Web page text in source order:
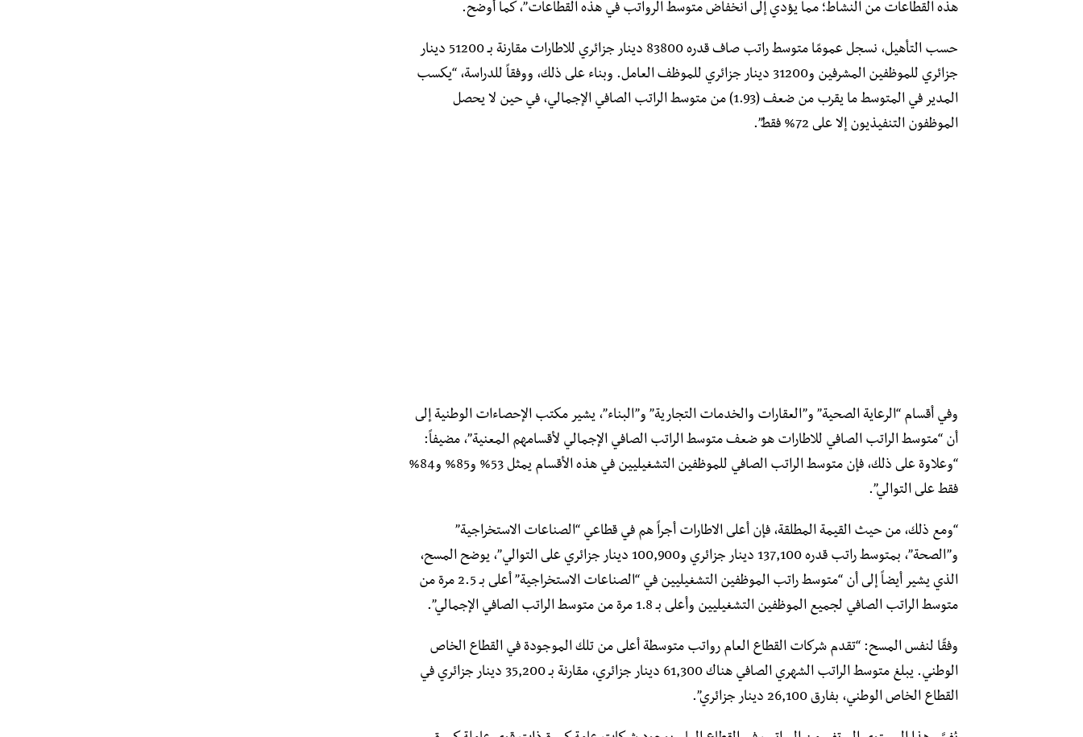
هذه القطاعات من النشاط؛ مما يؤدي إلى انخفاض متوسط ​​الرواتب في هذه القطاعات”، كما أوضح.
حسب التأهيل، نسجل عمومًا متوسط ​​راتب صاف قدره 83800 دينار جزائري للاطارات مقارنة بـ 51200 دينار
جزائري للموظفين المشرفين و31200 دينار جزائري للموظف العامل. وبناء على ذلك، ووفقاً للدراسة، “يكسب
المدير في المتوسط ​​ما يقرب من ضعف (1.93) من متوسط ​​الراتب الصافي الإجمالي، في حين لا يحصل
الموظفون التنفيذيون إلا على 72% فقط”.
وفي أقسام “الرعاية الصحية” و”العقارات والخدمات التجارية” و”البناء”، يشير مكتب الإحصاءات الوطنية إلى
أن “متوسط ​​الراتب الصافي للاطارات هو ضعف متوسط ​​الراتب الصافي الإجمالي لأقسامهم المعنية”، مضيفاً:
“وعلاوة على ذلك، فإن متوسط ​​الراتب الصافي للموظفين التشغيليين في هذه الأقسام يمثل 53% و85% و84%
فقط على التوالي”.
“ومع ذلك، من حيث القيمة المطلقة، فإن أعلى الاطارات أجراً هم في قطاعي “الصناعات الاستخراجية”
و”الصحة”، بمتوسط ​​راتب قدره 137,100 دينار جزائري و100,900 دينار جزائري على التوالي”، يوضح المسح،
الذي يشير أيضاً إلى أن “متوسط ​​راتب الموظفين التشغيليين في “الصناعات الاستخراجية” أعلى بـ 2.5 مرة من
متوسط ​​الراتب الصافي لجميع الموظفين التشغيليين وأعلى بـ 1.8 مرة من متوسط ​​الراتب الصافي الإجمالي”.
وفقًا لنفس المسح: “تقدم شركات القطاع العام رواتب متوسطة أعلى من تلك الموجودة في القطاع الخاص
الوطني. يبلغ متوسط ​​الراتب الشهري الصافي هناك 61,300 دينار جزائري، مقارنة بـ 35,200 دينار جزائري في
القطاع الخاص الوطني، بفارق 26,100 دينار جزائري”.